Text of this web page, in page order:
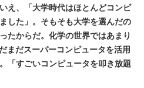
え、「大学時代はほとんどコンピ
した」。そもそも大学を選んだの
たからだ。化学の世界ではあまり
まだスーパーコンピュータを活用
「すごいコンピュータを叩き放題